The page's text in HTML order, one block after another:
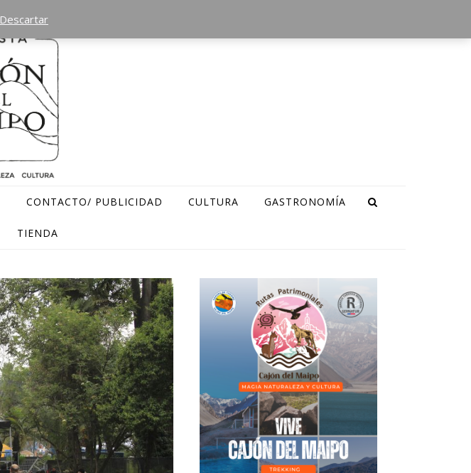
CONTACTO/ PUBLICIDAD CULTURA GASTRONOMÍA
TIENDA
Descartar